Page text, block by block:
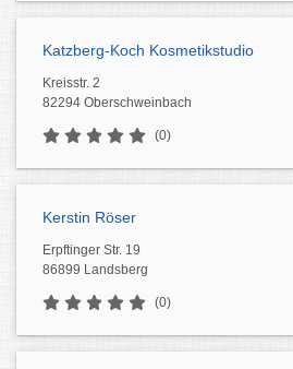
Katzberg-Koch Kosmetikstudio
Kreisstr. 2
82294 Oberschweinbach
(0)
Kerstin Röser
Erpftinger Str. 19
86899 Landsberg
(0)